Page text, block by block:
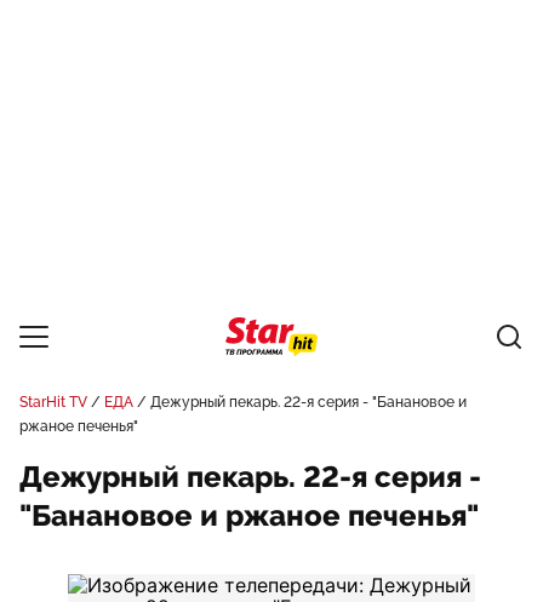
StarHit TV ЕДА
Дежурный пекарь. 22-я серия - "Банановое и
ржаное печенья"
Дежурный пекарь. 22-я серия -
"Банановое и ржаное печенья"